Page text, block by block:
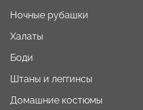
Ночные рубашки
Халаты
Боди
Штаны и леггинсы
Домашние костюмы